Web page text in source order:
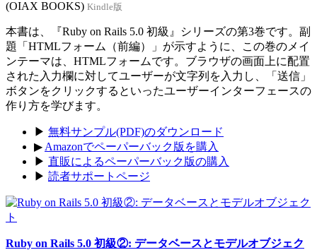
(OIAX BOOKS) Kindle版
本書は、『Ruby on Rails 5.0 初級』シリーズの第3巻です。副
題「HTMLフォーム（前編）」が示すように、この巻のメイ
ンテーマは、HTMLフォームです。ブラウザの画面上に配置
された入力欄に対してユーザーが文字列を入力し、「送信」
ボタンをクリックするといったユーザーインターフェースの
作り方を学びます。
▶ 無料サンプル(PDF)のダウンロード
▶ Amazonでペーパーバック版を購入
▶ 直販によるペーパーバック版の購入
▶ 読者サポートページ
Ruby on Rails 5.0 初級②: データベースとモデルオブジェク